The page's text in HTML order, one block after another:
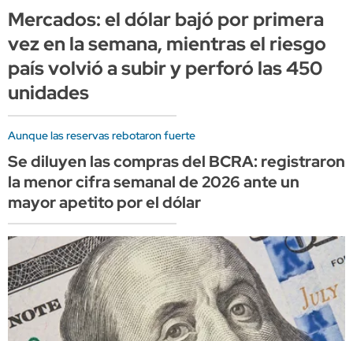
Mercados: el dólar bajó por primera
vez en la semana, mientras el riesgo
país volvió a subir y perforó las 450
unidades
Aunque las reservas rebotaron fuerte
Se diluyen las compras del BCRA: registraron
la menor cifra semanal de 2026 ante un
mayor apetito por el dólar